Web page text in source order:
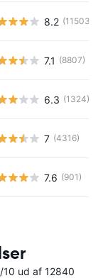
8.2 (11503)
7.1 (8807)
6.3 (1324)
7 (4316)
7.6 (901)
10 ud af 12840